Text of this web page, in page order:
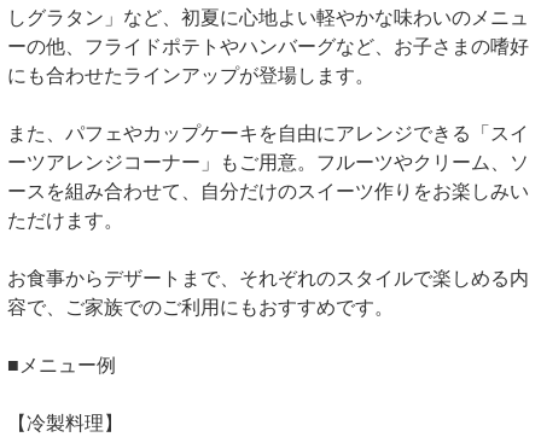
しグラタン」など、初夏に心地よい軽やかな味わいのメニュ
ーの他、フライドポテトやハンバーグなど、お子さまの嗜好
にも合わせたラインアップが登場します。
また、パフェやカップケーキを自由にアレンジできる「スイ
ーツアレンジコーナー」もご用意。フルーツやクリーム、ソ
ースを組み合わせて、自分だけのスイーツ作りをお楽しみい
ただけます。
お食事からデザートまで、それぞれのスタイルで楽しめる内
容で、ご家族でのご利用にもおすすめです。
■メニュー例
【冷製料理】